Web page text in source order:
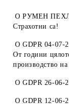
OРУМЕН
Страхотни са!
OGDPR 04-07-
От години
производство
OGDPR 26-06-
OGDPR 12-06-